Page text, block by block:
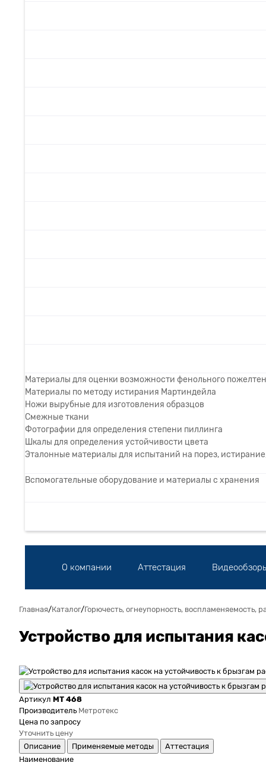
Материалы для оценки возможности фенольного
Материалы по методу истирания Мартиндейла
Ножи вырубные для изготовления образцов
Смежные ткани
Фотографии для определения степени пиллинга
Шкалы для определения устойчивости цвета
Эталонные материалы для испытаний на порез,
Вспомогательные оборудование и материалы с хранения
О компании Аттестация
Главная/Каталог/Горючесть, огнеупорность, воспламеняемость,
Устройство для испытания
Артикул МТ 468
Производитель Метротекс
Цена по запросу
Уточнить цену
Описание
Применяемые методы
Аттестация
Наименование